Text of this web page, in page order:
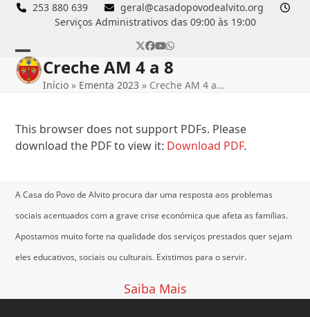
Skip
253 880 639
geral@casadopovodealvito.org
Serviços Administrativos das 09:00 às 19:00
Twitter
Facebook
YouTube
Whatsapp
Open
mobile
Close
mobile
Creche AM 4 a 8
Início » Ementa 2023 » Creche AM 4 a…
This browser does not support PDFs. Please
download the PDF to view it: Download PDF.
A Casa do Povo de Alvito procura dar uma resposta aos problemas
sociais acentuados com a grave crise económica que afeta as famílias.
Apostamos muito forte na qualidade dos serviços prestados quer sejam
eles educativos, sociais ou culturais. Existimos para o servir.
Saiba Mais